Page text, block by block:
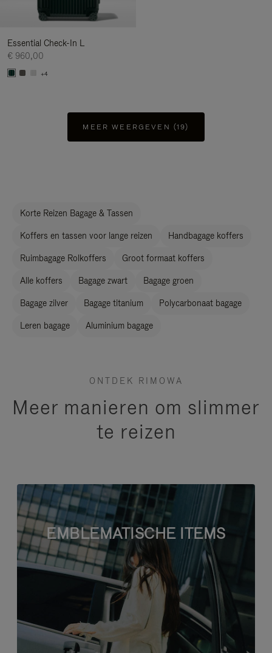
Essential Check-In L
€ 960,00
+4
MEER WEERGEVEN (19)
Korte Reizen Bagage & Tassen
Koffers en tassen voor lange reizen Handbagage koffers
Ruimbagage Rolkoffers Groot formaat koffers
Alle koffers Bagage zwart Bagage groen
Bagage zilver Bagage titanium Polycarbonaat bagage
Leren bagage Aluminium bagage
ONTDEK RIMOWA
Meer manieren om slimmer
te reizen
EMBLEMATISCHE ITEMS